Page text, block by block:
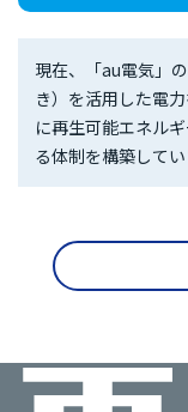
現在、「au電気」
き）を活用した電
に再生可能エネル
る体制を構築してい